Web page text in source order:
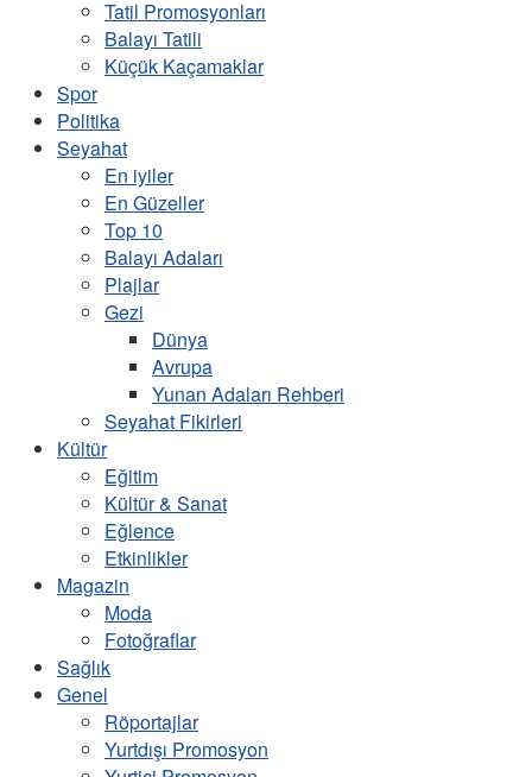
Tatil Promosyonları
Balayı Tatili
Küçük Kaçamaklar
Spor
Politika
Seyahat
En iyiler
En Güzeller
Top 10
Balayı Adaları
Plajlar
Gezi
Dünya
Avrupa
Yunan Adaları Rehberi
Seyahat Fikirleri
Kültür
Eğitim
Kültür & Sanat
Eğlence
Etkinlikler
Magazin
Moda
Fotoğraflar
Sağlık
Genel
Röportajlar
Yurtdışı Promosyon